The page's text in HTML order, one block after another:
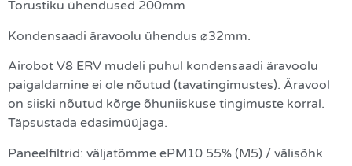
Torustiku ühendused 200mm
Kondensaadi äravoolu ühendus ⌀32mm.
Airobot V8 ERV mudeli puhul kondensaadi äravoolu
paigaldamine ei ole nõutud (tavatingimustes). Äravool
on siiski nõutud kõrge õhuniiskuse tingimuste korral.
Täpsustada edasimüüjaga.
Paneelfiltrid: väljatõmme ePM10 55% (M5) / välisõhk